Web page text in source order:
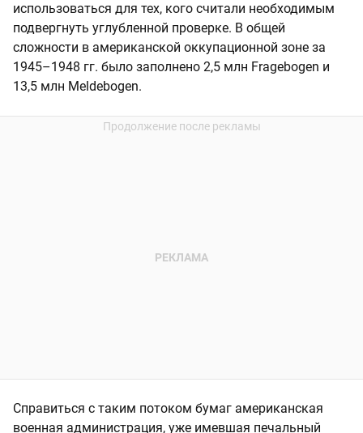
использоваться для тех, кого считали необходимым
подвергнуть углубленной проверке. В общей
сложности в американской оккупационной зоне за
1945–1948 гг. было заполнено 2,5 млн Fragebogen и
13,5 млн Meldebogen.
Справиться с таким потоком бумаг американская
военная администрация, уже имевшая печальный